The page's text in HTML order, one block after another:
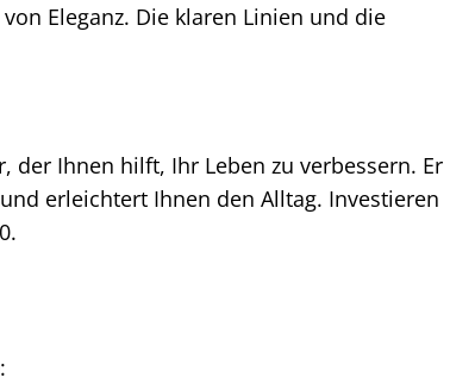
Eleganz. Die klaren Linien und die
der Ihnen hilft, Ihr Leben zu verbessern. Er
erleichtert Ihnen den Alltag. Investieren